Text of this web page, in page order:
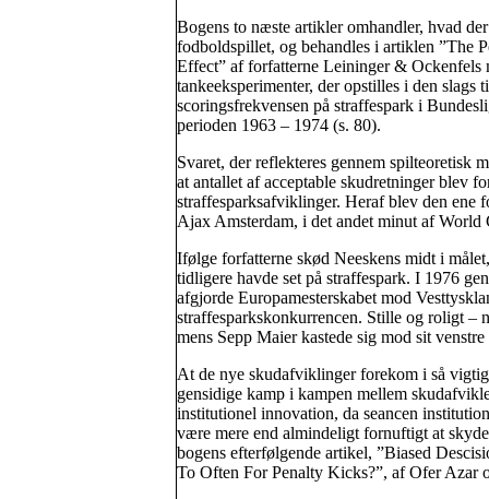
Bogens to næste artikler omhandler, hvad
fodboldspillet, og behandles i artiklen ”The
Effect” af forfatterne Leininger & Ockenfels
tankeeksperimenter, der opstilles i den
scoringsfrekvensen på straffespark i
perioden 1963 – 1974 (s. 80).
Svaret, der reflekteres gennem spilteoretisk
at antallet af acceptable skudretninger blev
straffesparksafviklinger. Heraf blev den ene
Ajax Amsterdam, i det andet minut af
Ifølge forfatterne skød Neeskens midt i
tidligere havde set på straffespark. I 1976
afgjorde Europamesterskabet mod
straffesparkskonkurrencen. Stille og roligt –
mens Sepp Maier kastede sig mod sit
At de nye skudafviklinger forekom i så
gensidige kamp i kampen mellem
institutionel innovation, da seancen
være mere end almindeligt fornuftigt at
bogens efterfølgende artikel, ”Biased
To Often For Penalty Kicks?”, af Ofer Azar